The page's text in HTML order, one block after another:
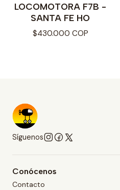
LOCOMOTORA F7B -
SANTA FE HO
$430.000 COP
Síguenos
Conócenos
Contacto